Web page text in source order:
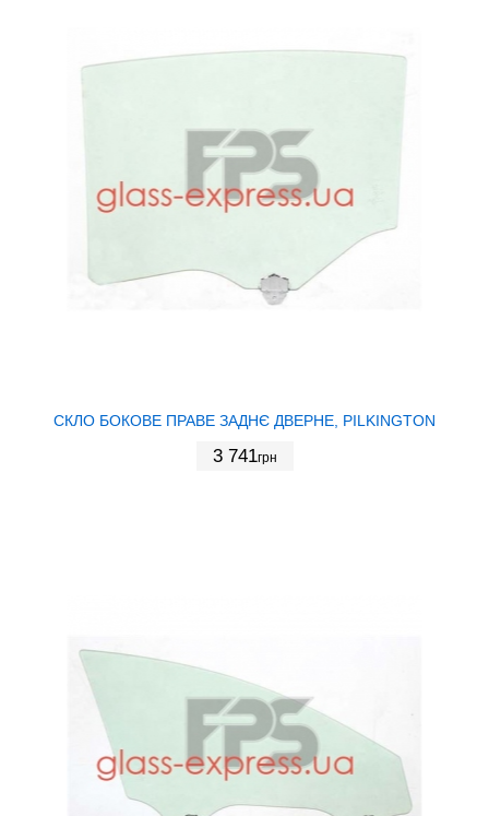
СКЛО БОКОВЕ ПРАВЕ ЗАДНЄ ДВЕРНЕ, PILKINGTON
3 741грн